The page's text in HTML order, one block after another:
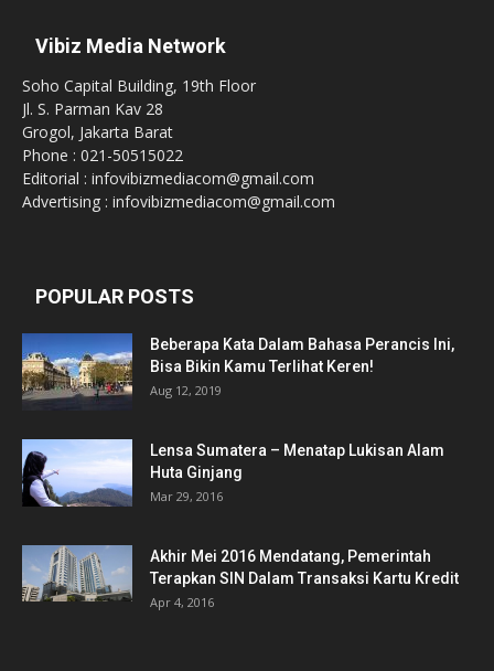
Vibiz Media Network
Soho Capital Building, 19th Floor
Jl. S. Parman Kav 28
Grogol, Jakarta Barat
Phone : 021-50515022
Editorial : infovibizmediacom@gmail.com
Advertising : infovibizmediacom@gmail.com
POPULAR POSTS
Beberapa Kata Dalam Bahasa Perancis Ini,
Bisa Bikin Kamu Terlihat Keren!
Aug 12, 2019
Lensa Sumatera – Menatap Lukisan Alam
Huta Ginjang
Mar 29, 2016
Akhir Mei 2016 Mendatang, Pemerintah
Terapkan SIN Dalam Transaksi Kartu Kredit
Apr 4, 2016